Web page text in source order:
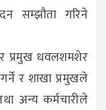
सम्झौता गरिने
प्रमुख धवलशमशेर
र शाखा प्रमुखले
अन्य कर्मचारीले